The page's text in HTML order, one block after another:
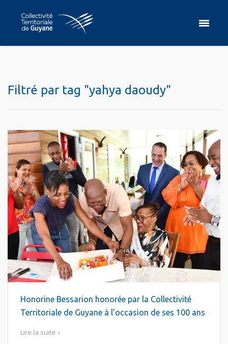
Filtré par tag "yahya daoudy"
Honorine Bessarion honorée par la Collectivité
Territoriale de Guyane à l’occasion de ses 100 ans
Lire la suite